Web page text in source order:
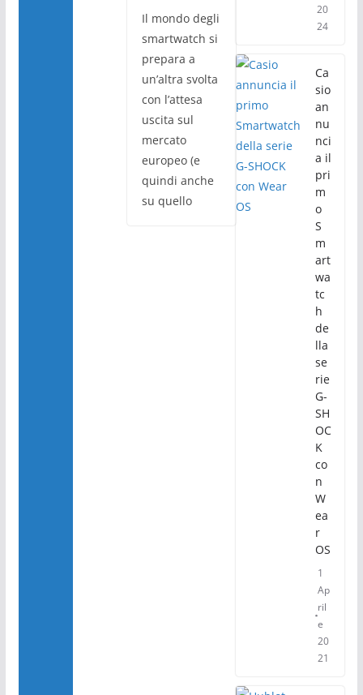
Il mondo degli
smartwatch si
prepara a
un’altra svolta
con l’attesa
uscita sul
mercato
europeo (e
quindi anche
su quello
20
24
Ca
sio
an
nu
nci
a il
pri
m
o
S
m
art
wa
tc
h
de
lla
se
rie
G-
SH
OC
K
co
n
W
ea
r
OS
1
Ap
ril
e
20
21